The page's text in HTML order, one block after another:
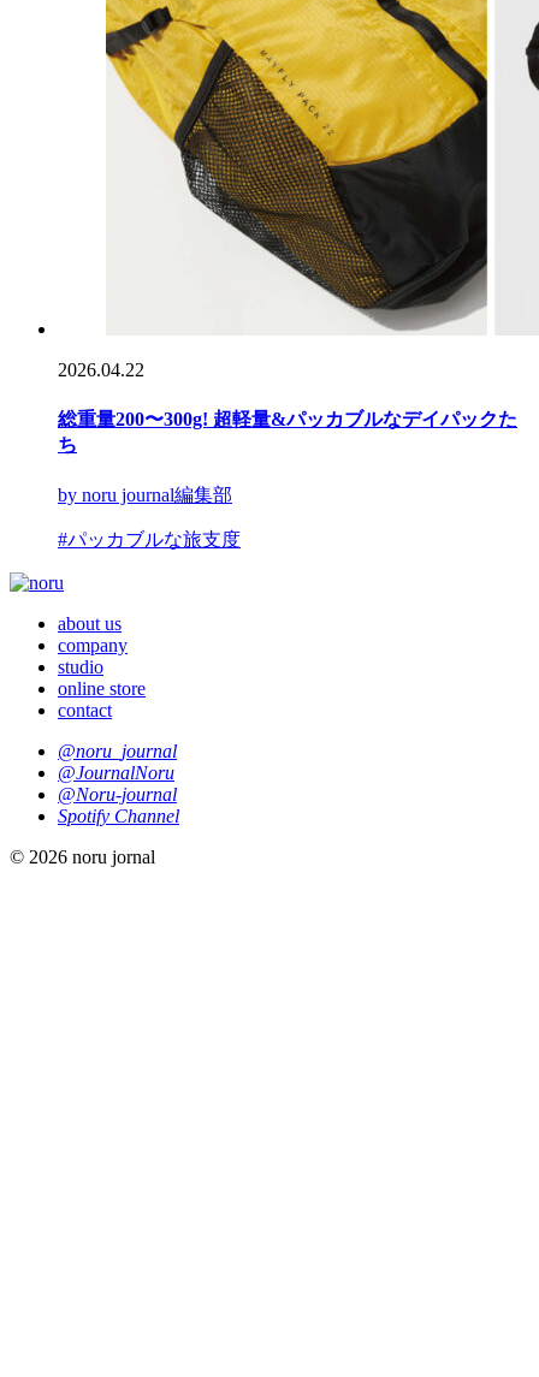
2026.04.22
総重量200〜300g! 超軽量&パッカブルなデイパックた
ち
by noru journal編集部
#パッカブルな旅支度
about us
company
studio
online store
contact
@noru_journal
@JournalNoru
@Noru-journal
Spotify Channel
© 2026 noru jornal